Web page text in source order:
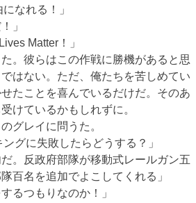
なれる！」
」
Matter！」
。彼らはこの作戦に勝機があると思
はない。ただ、俺たちを苦しめてい
たことを喜んでいるだけだ。そのあ
けているかもしれずに。
グレイに問うた。
ングに失敗したらどうする？」
だ。反政府部隊が移動式レールガン五
百名を追加でよこしてくれる」
るつもりなのか！」